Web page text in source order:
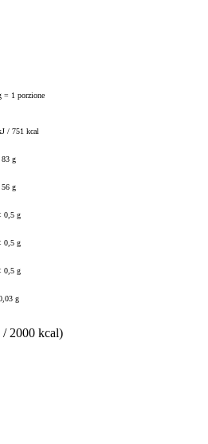
= 1 porzione
/ 751 kcal
83 g
56 g
0,5 g
0,5 g
0,5 g
g
2000 kcal)